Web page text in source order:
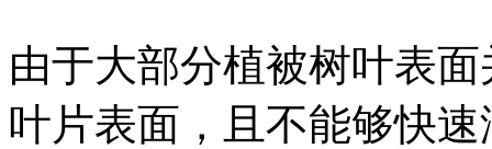
由于大部分植被树叶表
叶片表面，且不能够快